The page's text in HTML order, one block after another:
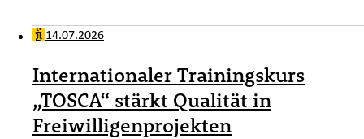
14.07.2026
Internationaler Trainingskurs
„TOSCA“ stärkt Qualität in
Freiwilligenprojekten